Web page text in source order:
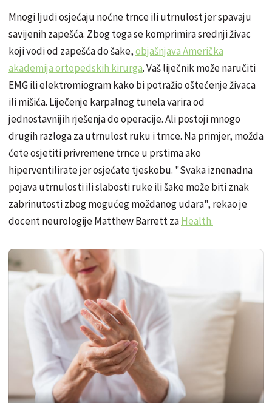
Mnogi ljudi osjećaju noćne trnce ili utrnulost jer spavaju
savijenih zapešća. Zbog toga se komprimira srednji živac
koji vodi od zapešća do šake,objašnjava Američka
akademija ortopedskih kirurga. Vaš liječnik može naručiti
EMG ili elektromiogram kako bi potražio oštećenje živaca
ili mišića. Liječenje karpalnog tunela varira od
jednostavnijih rješenja do operacije. Ali postoji mnogo
drugih razloga za utrnulost ruku i trnce. Na primjer, možda
ćete osjetiti privremene trnce u prstima ako
hiperventilirate jer osjećate tjeskobu. "Svaka iznenadna
pojava utrnulosti ili slabosti ruke ili šake može biti znak
zabrinutosti zbog mogućeg moždanog udara", rekao je
docent neurologije Matthew Barrett zaHealth.